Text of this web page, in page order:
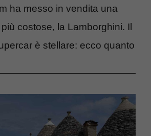
ha messo in vendita una
costose, la Lamborghini. Il
è stellare: ecco quanto